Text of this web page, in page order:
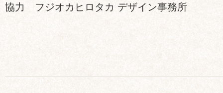
協力 フジオカヒロタカ デザイン事務所